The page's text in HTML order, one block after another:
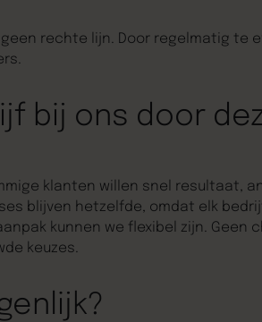
rechte lijn. Door regelmatig te
bij ons door
klanten willen snel resultaat,
blijven hetzelfde, omdat elk
kunnen we flexibel zijn. Geen
keuzes.